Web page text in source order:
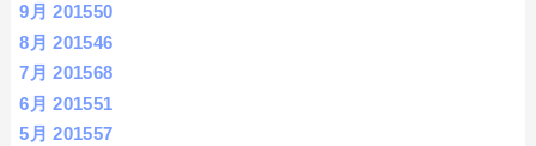
9月 201550
8月 201546
7月 201568
6月 201551
5月 201557